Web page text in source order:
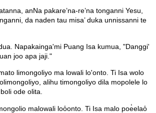
anNa pakare’na-re’na tonganni Yesu,
da naden tau misa’ duka unnissanni te
Napakainga'mi Puang Isa kumua, "Danggi'
joo apa jaji."
limongoliyo ma lowali lo'onto. Ti Isa wolo
alihu timongoliyo dila mopolele lo
ode olita.
malowali loo̒onto. Ti Isa malo poe̒elao̒